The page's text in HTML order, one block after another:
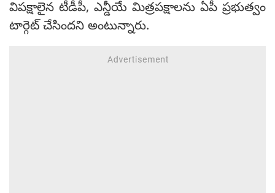
విపక్షాలైన టీడీపీ, ఎన్డీయే మిత్రపక్షాలను ఏపీ ప్రభుత్వం
టార్గెట్ చేసిందని అంటున్నారు.